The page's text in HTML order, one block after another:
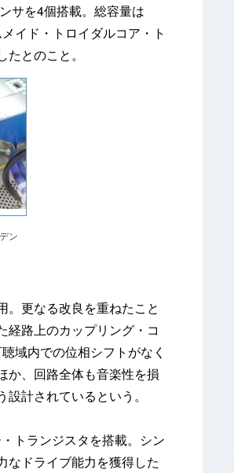
サを4個搭載。総容量は
イド・トロイダルコア・ト
とのこと。
ン
。更なる改良を重ねたこと
経路上のカップリング・コ
域内での位相シフトがなく
か、回路全体も音楽性を損
計されているという。
トランジスタを搭載。シン
なドライブ能力を獲得した